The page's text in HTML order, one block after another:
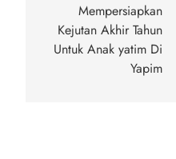
Mempersiapkan
Kejutan Akhir Tahun
Untuk Anak yatim Di
Yapim